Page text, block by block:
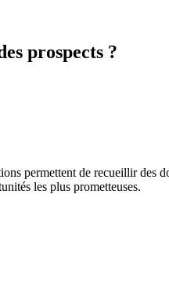
prospects ?
permettent de recueillir des
les plus prometteuses.